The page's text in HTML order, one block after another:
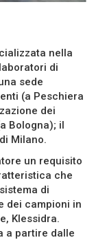
nella
di
sede
(a Peschiera
dei
Bologna); il
Milano.
un requisito
che
di
dei campioni in
Klessidra.
a partire dalle